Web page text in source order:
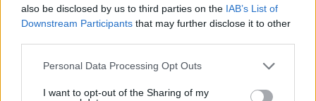
also be disclosed by us to third parties on the IAB’s List of
Downstream Participants that may further disclose it to other
Please note that this website/app uses one or more Google
not limited to your visit or usage behaviour. You may click to
Personal Data Processing Opt Outs
I want to opt-out of the Sharing of my